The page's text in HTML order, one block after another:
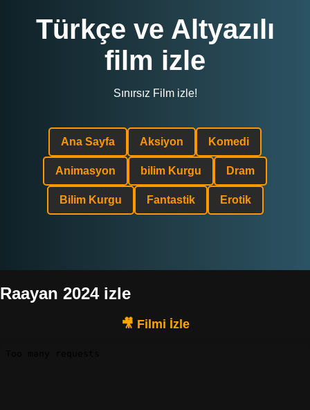
Türkçe ve Altyazılı
film izle
Sınırsız Film izle!
Ana Sayfa Aksiyon Komedi
Animasyon bilim Kurgu Dram
Bilim Kurgu Fantastik Erotik
Raayan 2024 izle